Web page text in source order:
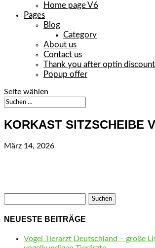
Home page V6
Pages
Blog
Category
About us
Contact us
Thank you after optin discount
Popup offer
Seite wählen
KORKAST SITZSCHEIBE
März 14, 2026
nach:
NEUESTE BEITRÄGE
Vogel Tierarzt Deutschland – große